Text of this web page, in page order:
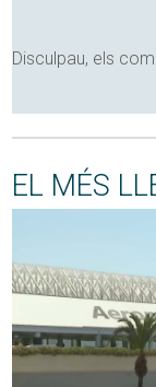
Disculpau, els
EL MÉS